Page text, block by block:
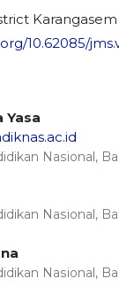
10.62085/
Yasa
Nasional,
Nasional,
Nasional,